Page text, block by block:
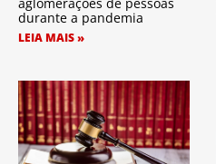
aglomerações de pessoas
durante a pandemia
LEIA MAIS »